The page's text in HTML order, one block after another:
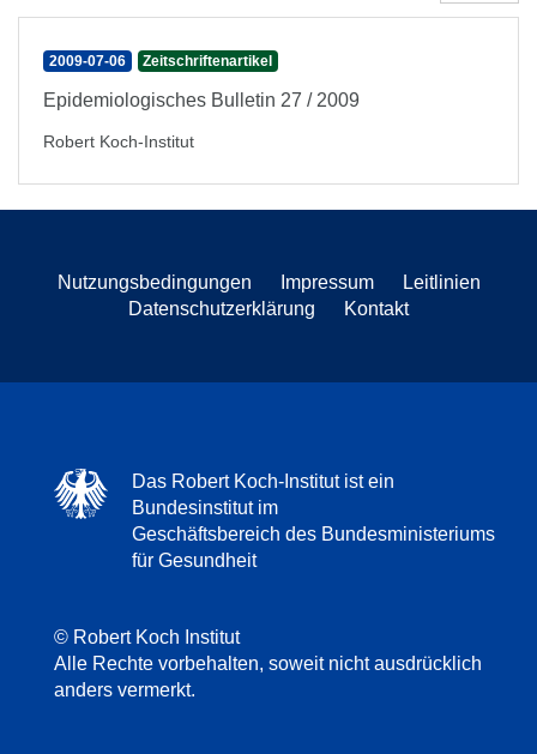
2009-07-06 Zeitschriftenartikel
Epidemiologisches Bulletin 27 / 2009
Robert Koch-Institut
Nutzungsbedingungen Impressum
Leitlinien
Datenschutzerklärung
Kontakt
Das Robert Koch-Institut ist ein
Bundesinstitut im
Geschäftsbereich des Bundesministeriums
für Gesundheit
© Robert Koch Institut
Alle Rechte vorbehalten, soweit nicht ausdrücklich
anders vermerkt.